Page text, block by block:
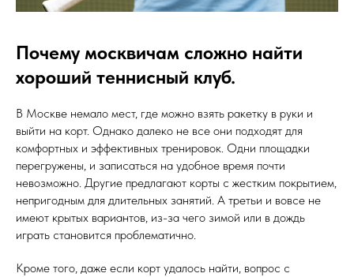
Почему москвичам сложно найти
хороший теннисный клуб.
В Москве немало мест, где можно взять ракетку в руки и
выйти на корт. Однако далеко не все они подходят для
комфортных и эффективных тренировок. Одни площадки
перегружены, и записаться на удобное время почти
невозможно. Другие предлагают корты с жестким покрытием,
непригодным для длительных занятий. А третьи и вовсе не
имеют крытых вариантов, из-за чего зимой или в дождь
играть становится проблематично.
Кроме того, даже если корт удалось найти, вопрос с